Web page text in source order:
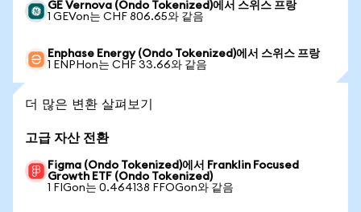
GE Vernova (Ondo Tokenized)에서 스위스 프랑
1 GEVon는 CHF 806.65와 같음
Enphase Energy (Ondo Tokenized)에서 스위스 프랑
1 ENPHon는 CHF 33.66와 같음
더 많은 변환 살펴보기
고급 자산 전환
Figma (Ondo Tokenized)에서 Franklin Focused
Growth ETF (Ondo Tokenized)
1 FIGon는 0.464138 FFOGon와 같음